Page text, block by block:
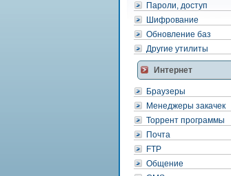
Пароли, доступ
Шифрование
Обновление баз
Другие утилиты
Интернет
Браузеры
Менеджеры закачек
Торрент программы
Почта
FTP
Общение